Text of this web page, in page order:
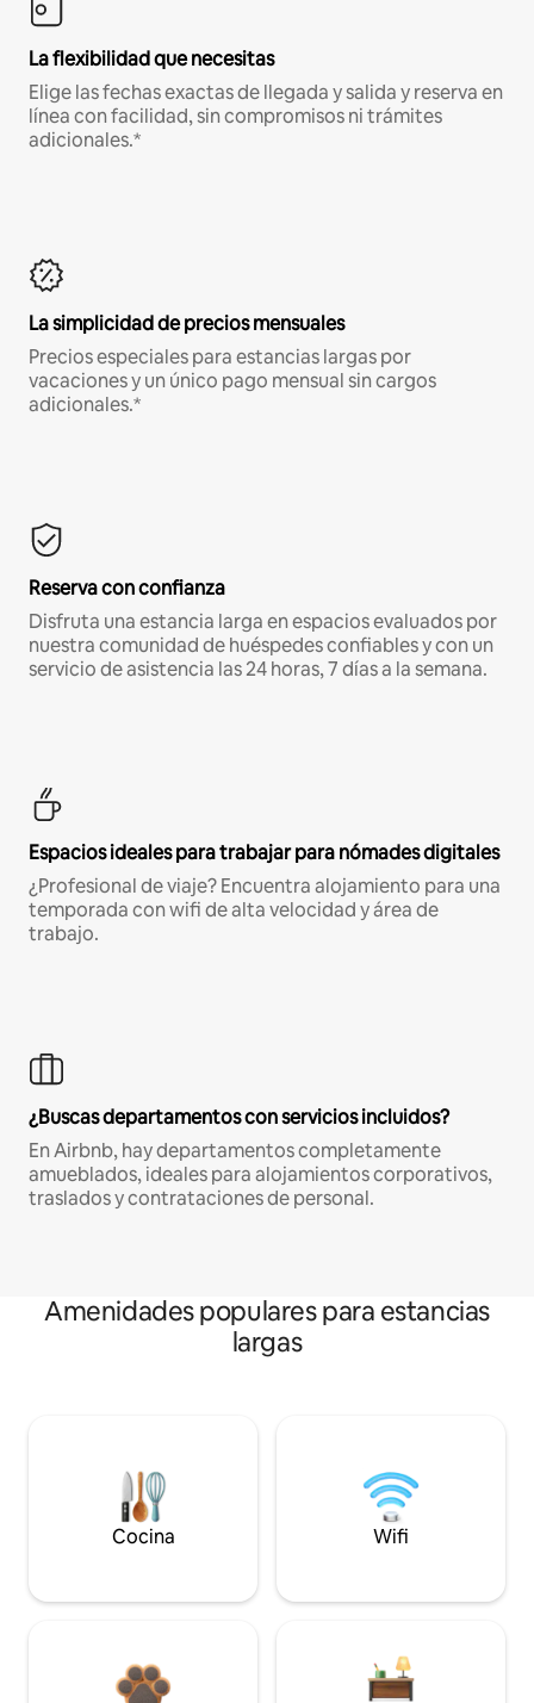
La flexibilidad que necesitas
Elige las fechas exactas de llegada y salida y reserva en
línea con facilidad, sin compromisos ni trámites
adicionales.*
La simplicidad de precios mensuales
Precios especiales para estancias largas por
vacaciones y un único pago mensual sin cargos
adicionales.*
Reserva con confianza
Disfruta una estancia larga en espacios evaluados por
nuestra comunidad de huéspedes confiables y con un
servicio de asistencia las 24 horas, 7 días a la semana.
Espacios ideales para trabajar para nómades digitales
¿Profesional de viaje? Encuentra alojamiento para una
temporada con wifi de alta velocidad y área de
trabajo.
¿Buscas departamentos con servicios incluidos?
En Airbnb, hay departamentos completamente
amueblados, ideales para alojamientos corporativos,
traslados y contrataciones de personal.
Amenidades populares para estancias
largas
Cocina Wifi